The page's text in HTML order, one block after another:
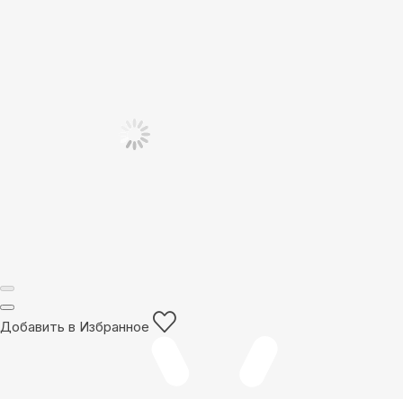
Добавить в Избранное